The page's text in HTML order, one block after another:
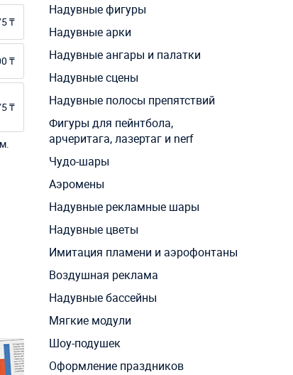
₸
₸
₸
Надувные фигуры
Надувные арки
Надувные ангары и палатки
Надувные сцены
Надувные полосы препятствий
Фигуры для пейнтбола,
арчеритага, лазертаг и nerf
Чудо-шары
Аэромены
Надувные рекламные шары
Надувные цветы
Имитация пламени и аэрофонтаны
Воздушная реклама
Надувные бассейны
Мягкие модули
Шоу-подушек
Оформление праздников